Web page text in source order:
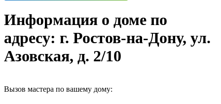
Информация о доме по
адресу: г. Ростов-на-Дону, ул.
Азовская, д. 2/10
Вызов мастера по вашему дому: